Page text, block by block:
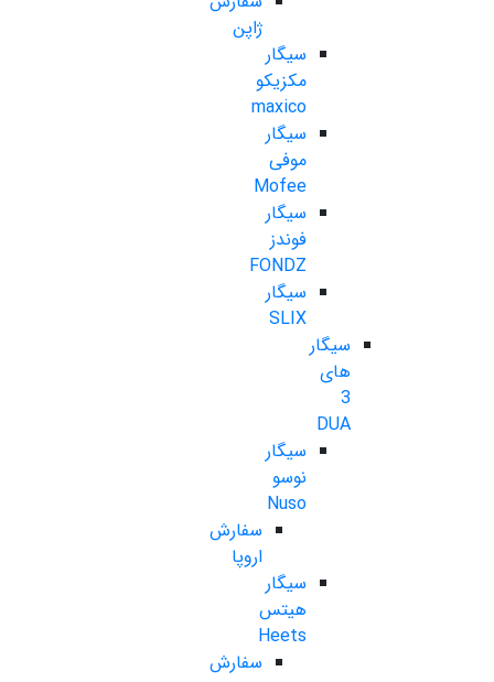
ژاپن
سیگار
مکزیکو
maxico
سیگار
موفی
Mofee
سیگار
فوندز
FONDZ
سیگار
SLIX
سیگار
های
3
DUA
سیگار
نوسو
Nuso
سفارش
اروپا
سیگار
هیتس
Heets
سفارش